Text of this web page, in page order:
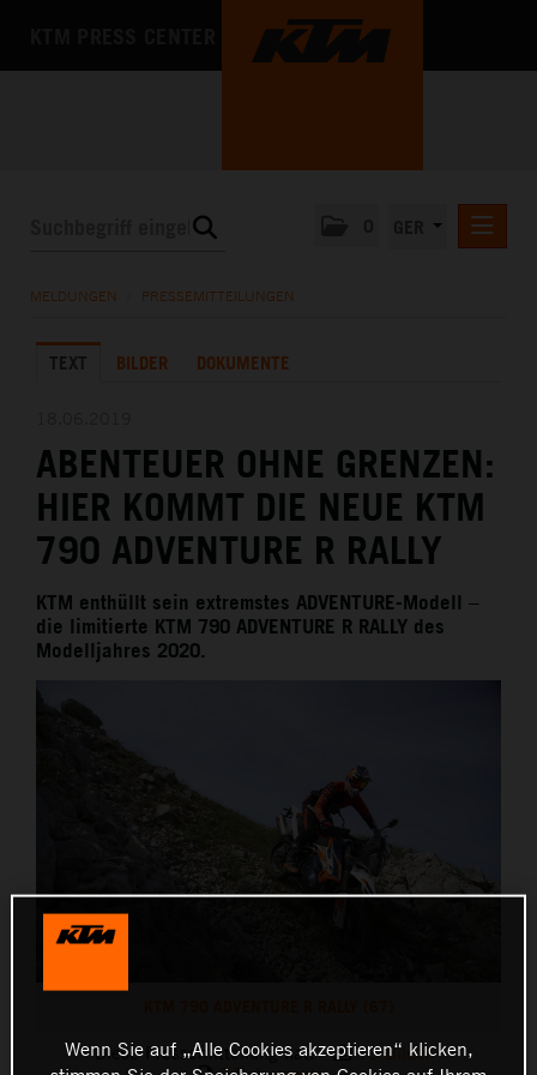
MEDIA
MELDUNGEN PRESSEMITTEILUNGEN
TEXT BILDER DOKUMENTE
ABENTEUER OHNE GRENZEN:
HIER KOMMT DIE NEUE KTM
790 ADVENTURE R RALLY
KTM enthüllt sein extremstes ADVENTURE-Modell –
die limitierte KTM 790 ADVENTURE R RALLY des
Modelljahres 2020.
Diese Pressemitteilung hat:
13 Bilder
Wenn Sie auf „Alle Cookies akzeptieren“ klicken,